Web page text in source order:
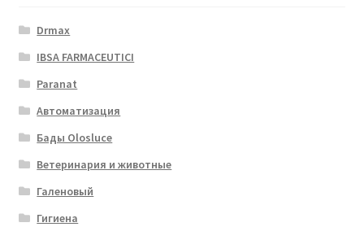
Drmax
IBSA FARMACEUTICI
Paranat
Автоматизация
Бады Olosluce
Ветеринария и животные
Галеновый
Гигиена